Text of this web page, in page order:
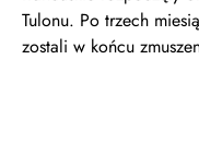
Tulonu. Po trzech
zostali w końcu